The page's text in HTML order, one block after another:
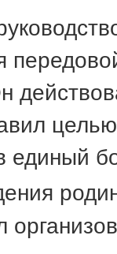
единый